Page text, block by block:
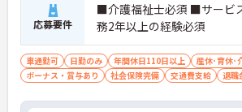
応募要件
■介護福祉士必須 ■サービ
務2年以上の経験必須
車通勤可 日勤のみ 年間休日110日以上
産休･育休･
ボーナス・賞与あり
社会保険完備 交通費支給 退職